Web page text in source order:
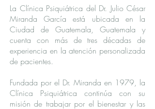
La Clínica Psiquiátrica del Dr. Julio César
Miranda García está ubicada en la
Ciudad de Guatemala, Guatemala y
cuenta con más de tres décadas de
experiencia en la atención personalizada
de pacientes.
Fundada por el Dr. Miranda en 1979, la
Clínica Psiquiátrica continúa con su
misión de trabajar por el bienestar y las